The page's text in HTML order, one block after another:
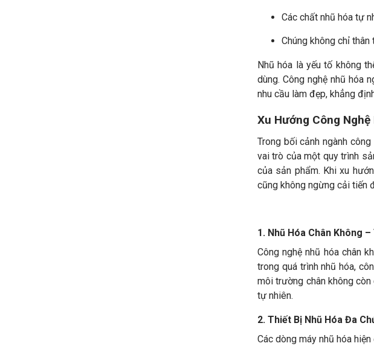
Các chất nhũ hóa tự
Chúng không chỉ
Nhũ hóa là yếu tố không
dùng. Công nghệ nhũ hóa
nhu cầu làm đẹp, khẳng
Xu Hướng Công
Trong bối cảnh ngành
vai trò của một quy trình
của sản phẩm. Khi xu
cũng không ngừng cải tiến
1. Nhũ Hóa Chân Không
Công nghệ nhũ hóa chân
trong quá trình nhũ hóa,
môi trường chân không
tự nhiên.
2. Thiết Bị Nhũ Hóa Đa
Các dòng máy nhũ hóa